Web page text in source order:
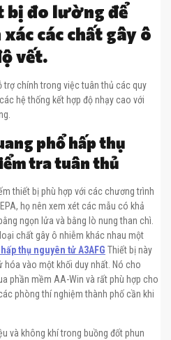
bị đo lường để
các chất gây ô
vết.
chính trong việc tuân thủ các quy
hệ thống kết hợp độ nhạy cao với
phổ hấp thụ
tra tuân thủ
thiết bị phù hợp với các chương trình
họ nên xem xét các mẫu có khả
ngọn lửa và bằng lò nung than chì.
chất gây ô nhiễm khác nhau một
thụ nguyên tử A3AFG Thiết bị này
vào một khối duy nhất. Nó cho
phần mềm AA-Win và rất phù hợp cho
phòng thí nghiệm thành phố cần khi
và không khí trong buồng đốt phun